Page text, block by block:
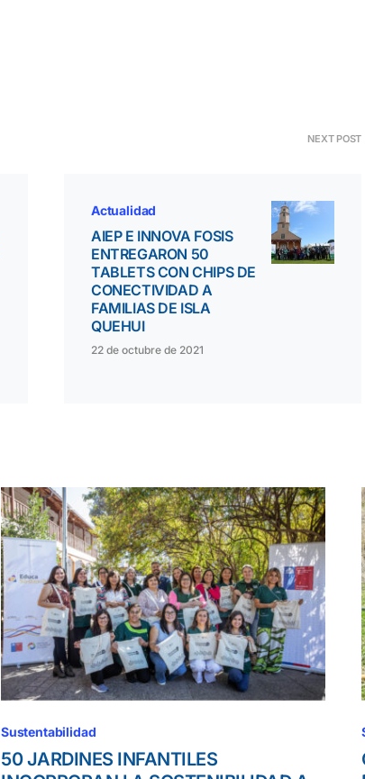
NEXT POST
Actualidad
AIEP E INNOVA FOSIS
ENTREGARON 50
TABLETS CON CHIPS DE
CONECTIVIDAD A
FAMILIAS DE ISLA
QUEHUI
22 de octubre de 2021
Sustentabilidad
50 JARDINES INFANTILES